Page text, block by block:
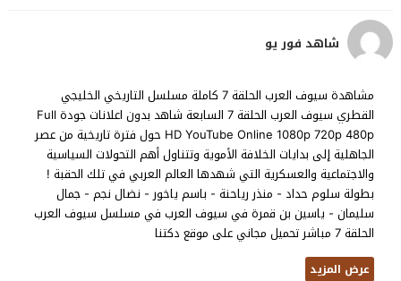
شاهد فور يو
مشاهدة سيوف العرب الحلقة 7 كاملة مسلسل التاريخي الخليجي
القطري سيوف العرب الحلقة 7 السابعة شاهد بدون اعلانات جودة Full
HD YouTube Online 1080p 720p 480p حول فترة تاريخية من عصر
الجاهلية إلى بدايات الخلافة الأموية وتتناول أهم التحولات السياسية
والاجتماعية والعسكرية التي شهدها العالم العربي في تلك الحقبة !
بطولة سلوم حداد - منذر رياحنة - باسم ياخور - نضال نجم - جمال
سليمان - ياسين بن قمرة في سيوف العرب في مسلسل سيوف العرب
الحلقة 7 مباشر تحميل مجاني على موقع دكتنا
عرض المزيد